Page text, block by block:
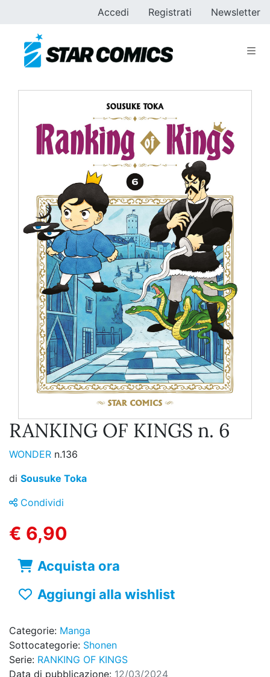
Accedi Registrati Newsletter
RANKING OF KINGS n. 6
WONDER n.136
di Sousuke Toka
Condividi
€ 6,90
Acquista ora
Aggiungi alla wishlist
Categorie: Manga
Sottocategorie: Shonen
Serie: RANKING OF KINGS
Data di pubblicazione: 12/03/2024